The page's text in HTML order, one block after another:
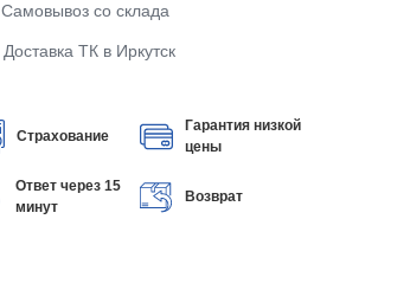
Самовывоз со склада
Доставка ТК в Иркутск
Страхование
Гарантия низкой
цены
Ответ через 15
минут
Возврат